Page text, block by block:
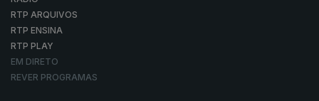
RTP ARQUIVOS
RTP ENSINA
RTP PLAY
EM DIRETO
REVER PROGRAMAS